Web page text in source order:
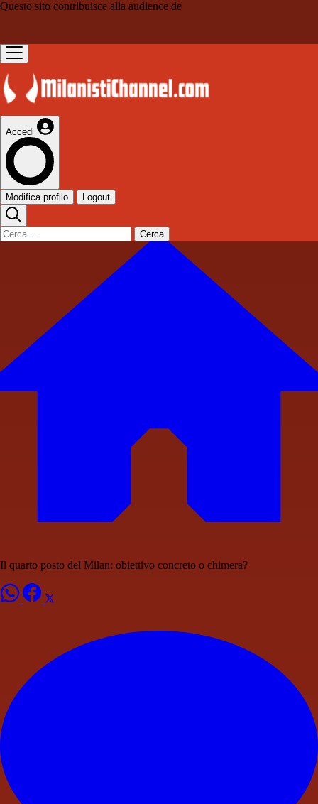
Questo sito contribuisce alla audience de
Accedi
Modifica profilo Logout
Cerca
Il quarto posto del Milan: obiettivo concreto o chimera?